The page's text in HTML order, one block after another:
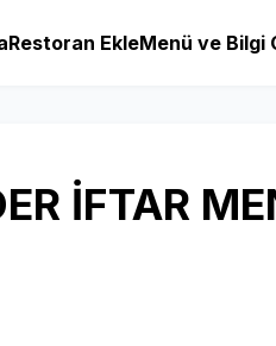
Restoran EkleMenü ve Bilgi
İFTAR